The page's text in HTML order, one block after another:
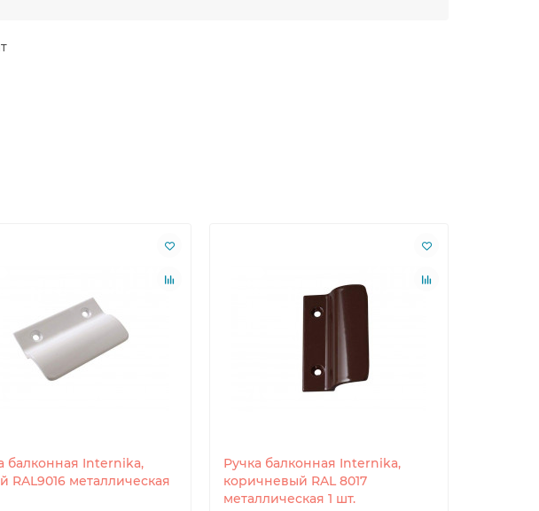
балконная Internika,
RAL9016 металлическая
Ручка балконная Internika,
коричневый RAL 8017
металлическая 1 шт.